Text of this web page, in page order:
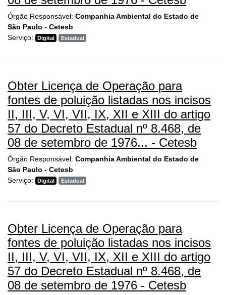
Órgão Responsável: Companhia Ambiental do Estado de
São Paulo - Cetesb
Serviço:
Digital Estadual
Obter Licença de Operação para
fontes de poluição listadas nos incisos
II, III, V, VI, VII, IX, XII e XIII do artigo
57 do Decreto Estadual nº 8.468, de
08 de setembro de 1976... - Cetesb
Órgão Responsável: Companhia Ambiental do Estado de
São Paulo - Cetesb
Serviço:
Digital Estadual
Obter Licença de Operação para
fontes de poluição listadas nos incisos
II, III, V, VI, VII, IX, XII e XIII do artigo
57 do Decreto Estadual nº 8.468, de
08 de setembro de 1976 - Cetesb